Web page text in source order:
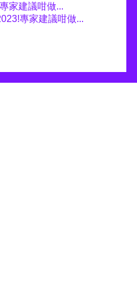
家建議咁做...
專家建議咁做...